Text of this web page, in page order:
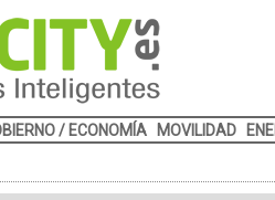
/ ECONOMÍA MOVILIDAD